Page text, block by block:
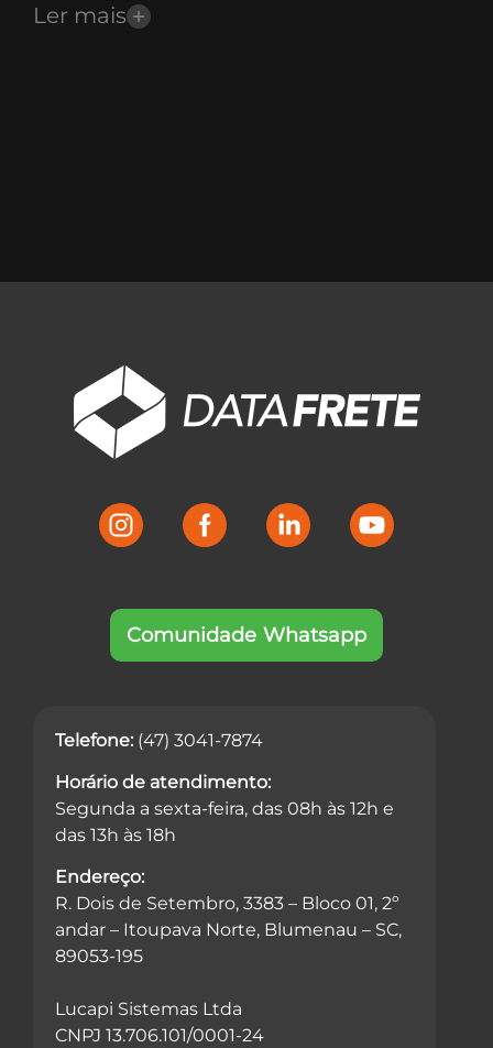
Ler mais
Comunidade Whatsapp
Telefone: (47) 3041-7874
Horário de atendimento:
Segunda a sexta-feira, das 08h às 12h e
das 13h às 18h
Endereço:
R. Dois de Setembro, 3383 – Bloco 01, 2º
andar – Itoupava Norte, Blumenau – SC,
89053-195
Lucapi Sistemas Ltda
CNPJ 13.706.101/0001-24